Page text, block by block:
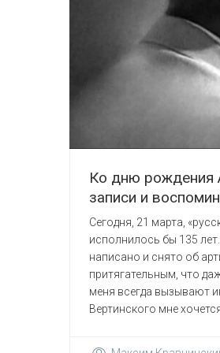
Ко дню рождения
записи и
Сегодня, 21 марта,
исполнилось бы 135
написано и снято об
притягательным, что
меня всегда вызывают
Вертинского мне